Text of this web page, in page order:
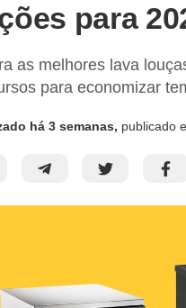
para
as melhores lava
para economizar
há 3 semanas, publicado